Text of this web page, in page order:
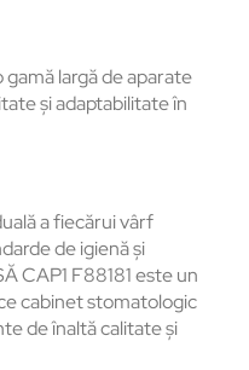
largă de aparate
și adaptabilitate în
a fiecărui vârf
de igienă și
CAP1 F88181 este un
cabinet stomatologic
de înaltă calitate și